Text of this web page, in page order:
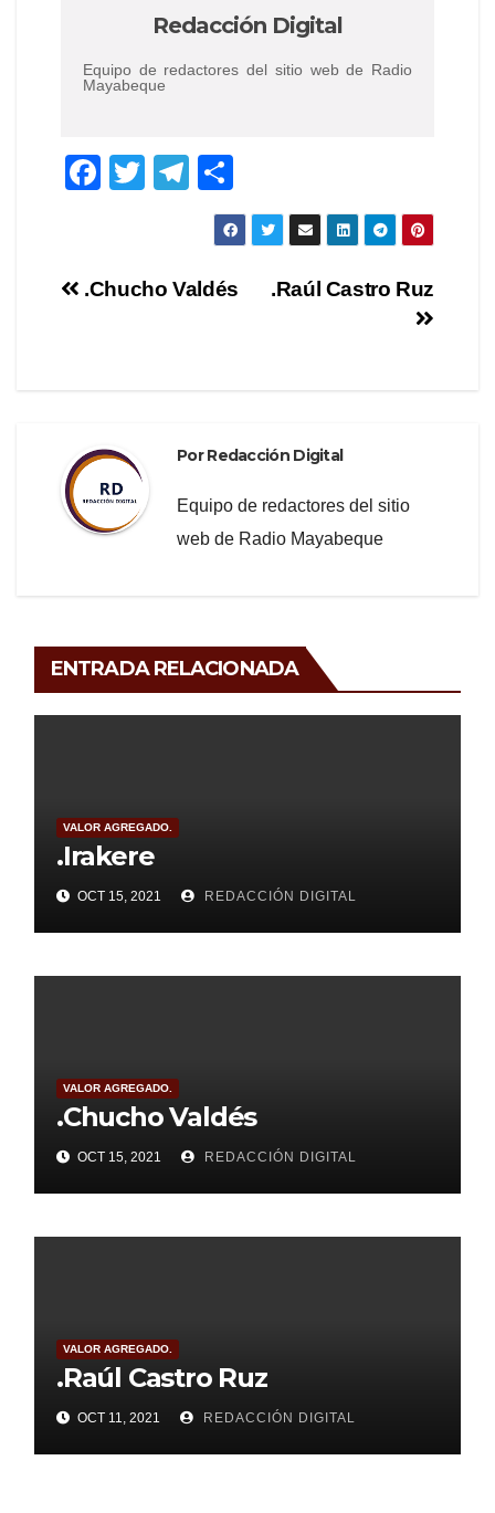
Redacción Digital
Equipo de redactores del sitio web de Radio
Mayabeque
F
e
T
er
T
el
gr
o
m
p
Navegación
.Raúl Castro Ruz
.Chucho Valdés
PorRedacción Digital
Equipo de redactores del sitio
web de Radio Mayabeque
ENTRADA RELACIONADA
VALOR AGREGADO.
.Irakere
OCT 15, 2021 REDACCIÓN DIGITAL
VALOR AGREGADO.
.Chucho Valdés
OCT 15, 2021 REDACCIÓN DIGITAL
VALOR AGREGADO.
.Raúl Castro Ruz
OCT 11, 2021 REDACCIÓN DIGITAL